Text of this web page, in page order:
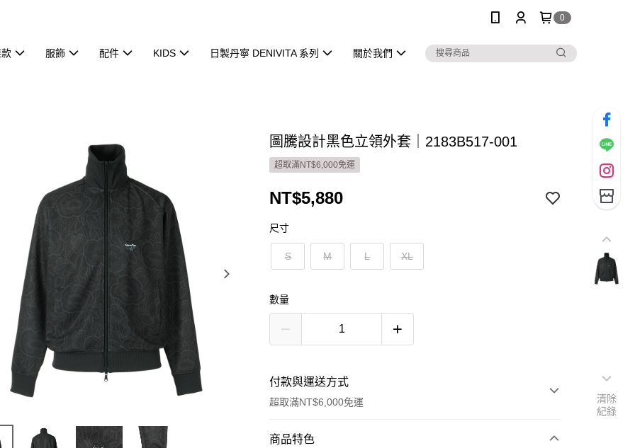
0
服飾 配件 KIDS 日製丹寧 DENIVITA 系列 關於我們
圖騰設計黑色立領外套｜2183B517-001
超取滿NT$6,000免運
NT$5,880
尺寸
S M L XL
數量
付款與運送方式
超取滿NT$6,000免運
付款方式
商品特色
清除
紀錄